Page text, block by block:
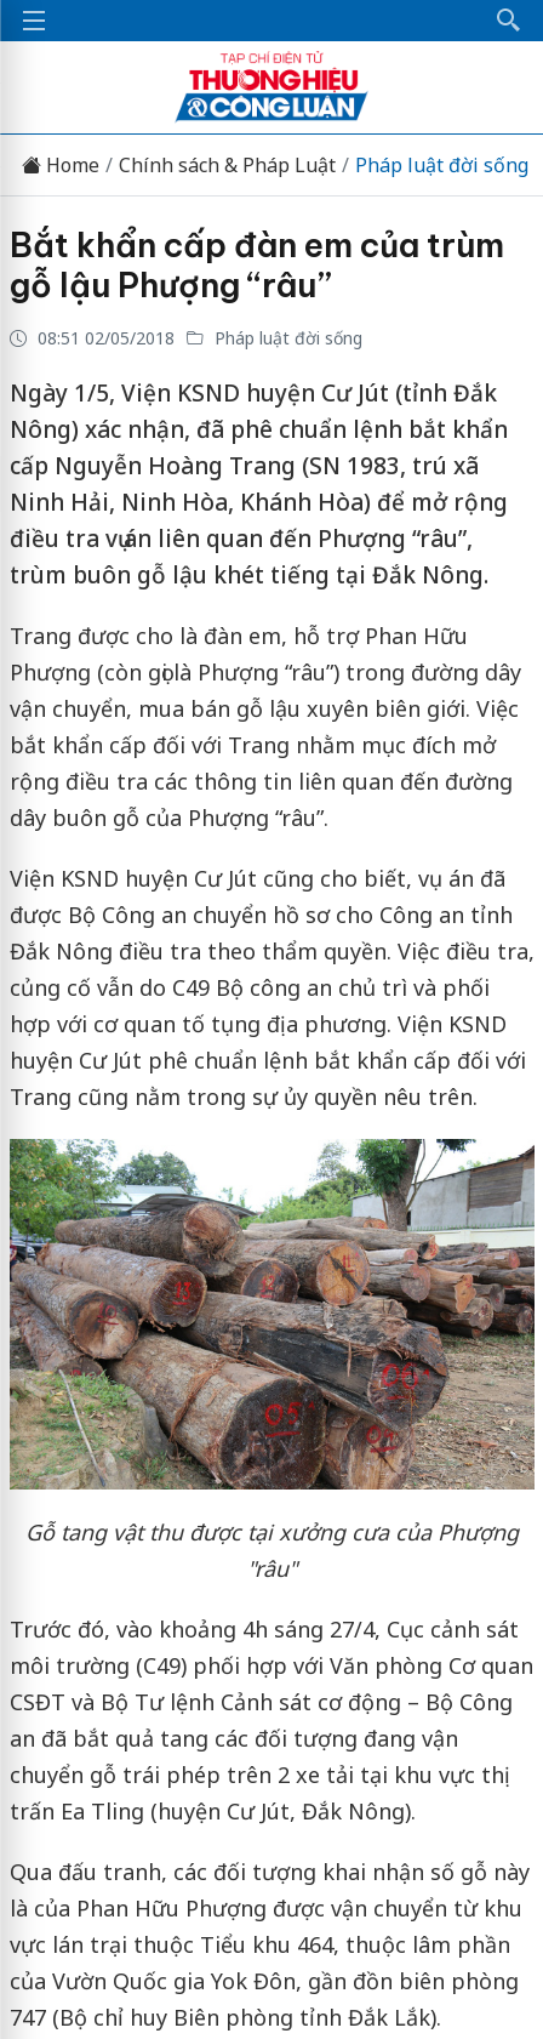
Home Chính sách & Pháp Luật Pháp luật đời sống
Bắt khẩn cấp đàn em của trùm
gỗ lậu Phượng “râu”
08:51 02/05/2018 Pháp luật đời sống
Ngày 1/5, Viện KSND huyện Cư Jút (tỉnh Đắk
Nông) xác nhận, đã phê chuẩn lệnh bắt khẩn
cấp Nguyễn Hoàng Trang (SN 1983, trú xã
Ninh Hải, Ninh Hòa, Khánh Hòa) để mở rộng
điều tra vụ án liên quan đến Phượng “râu”,
trùm buôn gỗ lậu khét tiếng tại Đắk Nông.
Trang được cho là đàn em, hỗ trợ Phan Hữu
Phượng (còn gọi là Phượng “râu”) trong đường dây
vận chuyển, mua bán gỗ lậu xuyên biên giới. Việc
bắt khẩn cấp đối với Trang nhằm mục đích mở
rộng điều tra các thông tin liên quan đến đường
dây buôn gỗ của Phượng “râu”.
Viện KSND huyện Cư Jút cũng cho biết, vụ án đã
được Bộ Công an chuyển hồ sơ cho Công an tỉnh
Đắk Nông điều tra theo thẩm quyền. Việc điều tra,
củng cố vẫn do C49 Bộ công an chủ trì và phối
hợp với cơ quan tố tụng địa phương. Viện KSND
huyện Cư Jút phê chuẩn lệnh bắt khẩn cấp đối với
Trang cũng nằm trong sự ủy quyền nêu trên.
Gỗ tang vật thu được tại xưởng cưa của Phượng
"râu"
Trước đó, vào khoảng 4h sáng 27/4, Cục cảnh sát
môi trường (C49) phối hợp với Văn phòng Cơ quan
CSĐT và Bộ Tư lệnh Cảnh sát cơ động – Bộ Công
an đã bắt quả tang các đối tượng đang vận
chuyển gỗ trái phép trên 2 xe tải tại khu vực thị
trấn Ea Tling (huyện Cư Jút, Đắk Nông).
Qua đấu tranh, các đối tượng khai nhận số gỗ này
là của Phan Hữu Phượng được vận chuyển từ khu
vực lán trại thuộc Tiểu khu 464, thuộc lâm phần
của Vườn Quốc gia Yok Đôn, gần đồn biên phòng
747 (Bộ chỉ huy Biên phòng tỉnh Đắk Lắk).